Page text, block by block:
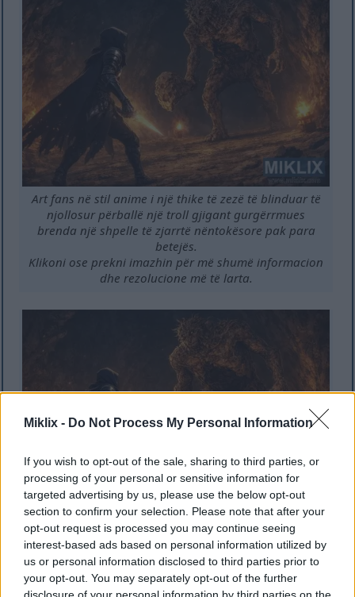
Miklix - Do Not Process My Personal Information
If you wish to opt-out of the sale, sharing to third parties, or
processing of your personal or sensitive information for
targeted advertising by us, please use the below opt-out
section to confirm your selection. Please note that after your
opt-out request is processed you may continue seeing
interest-based ads based on personal information utilized by
us or personal information disclosed to third parties prior to
your opt-out. You may separately opt-out of the further
Art fans në stil anime i një thike të zezë të blinduar të
njollosur përballë një troll gjigant gurgërrmues
brenda një shpelle të zjarrtë nëntokësore pak para
betejës.
Klikoni ose prekni imazhin për më shumë informacion
dhe rezolucione më të larta.
Art fans në stil anime i një thike të zezë të blinduar të
njollosur përballë një shefi gjigant troll gurmitësi në
një shpellë nëntokësore të ndezur pak para luftimit.
Klikoni ose prekni imazhin për më shumë informacion
dhe rezolucione më të larta.